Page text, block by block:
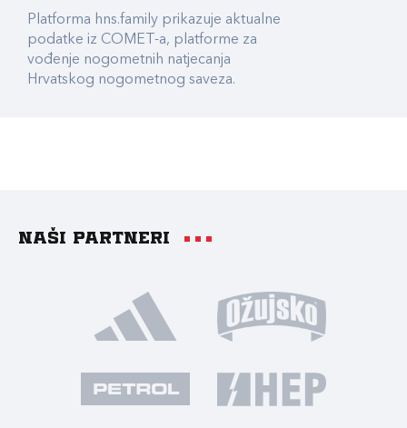
Platforma hns.family prikazuje aktualne
podatke iz COMET-a, platforme za
vođenje nogometnih natjecanja
Hrvatskog nogometnog saveza.
Naši partneri